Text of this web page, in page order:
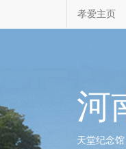
孝爱主页
河
天堂纪念馆